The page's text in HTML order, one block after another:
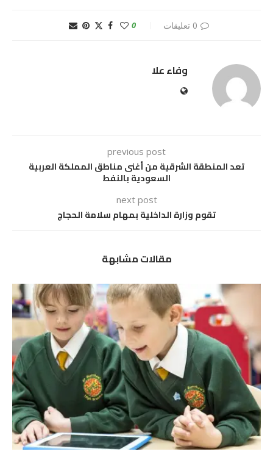
0 تعليقات 0
وفاء علا
previous post
تعد المنطقة الشرقية من أغنى مناطق المملكة العربية
السعودية بالنفط
next post
تقوم وزارة الداخلية بمهام سلامة الحجاج
مقالات مشابهة